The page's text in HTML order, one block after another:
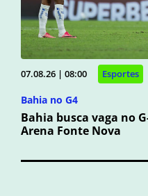
07.08.26 | 08:00 Esportes
Bahia no G4
Bahia busca vaga no
Arena Fonte Nova